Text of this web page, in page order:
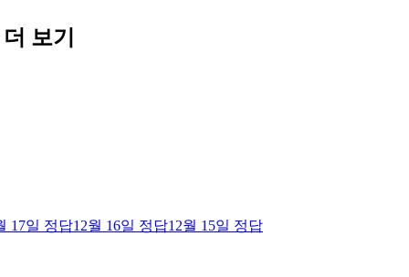
보기
17일 정답12월 16일 정답12월 15일 정답